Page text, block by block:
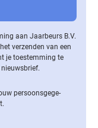
aan Jaarbeurs B.V.
verzenden van een
je toestemming te
per­soons­ge­ge­